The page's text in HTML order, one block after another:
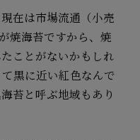
在は市場流通（小売
焼海苔ですから、焼
ことがないかもしれ
黒に近い紅色なんで
苔と呼ぶ地域もあり